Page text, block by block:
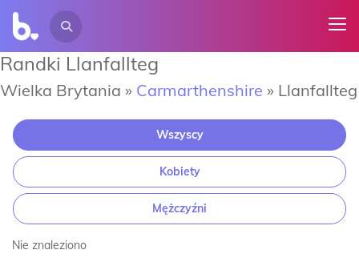
Randki Llanfallteg
Wielka Brytania » Carmarthenshire » Llanfallteg
Wszyscy
Kobiety
Mężczyźni
Nie znaleziono